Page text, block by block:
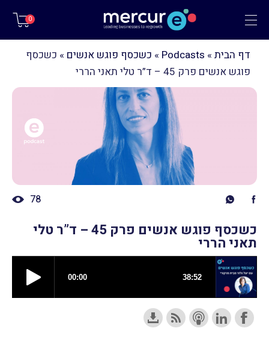
תפריט 0
דף הבית »
Podcasts
» כשכסף פוגש אנשים » כשכסף
פוגש אנשים פרק 45 – ד”ר טלי תאני הררי
78
כשכסף פוגש אנשים פרק 45 – ד”ר טלי
תאני הררי